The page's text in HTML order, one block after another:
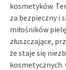
kosmetyków.
za bezpieczny i
miłośników
złuszczające,
że staje się
kosmetycznych.